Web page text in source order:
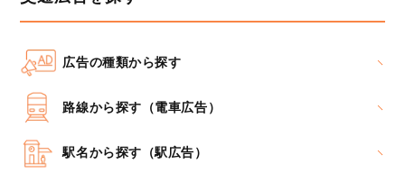
広告の種類から探す
路線から探す（電車広告）
駅名から探す（駅広告）